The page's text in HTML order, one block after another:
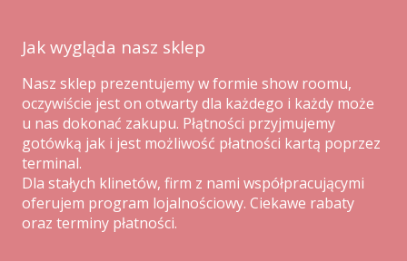
Jak wygląda nasz sklep
Nasz sklep prezentujemy w formie show roomu,
oczywiście jest on otwarty dla każdego i każdy może
u nas dokonać zakupu. Płątności przyjmujemy
gotówką jak i jest możliwość płatności kartą poprzez
terminal.
Dla stałych klinetów, firm z nami współpracującymi
oferujem program lojalnościowy. Ciekawe rabaty
oraz terminy płatności.